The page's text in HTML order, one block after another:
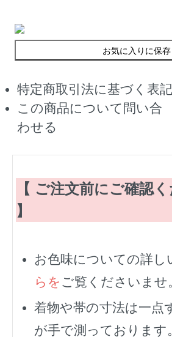
お気に入りに保存
特定商取引法に基づく表記
この商品について問い合
わせる
【 ご注文前にご確認
】
お色味についての詳し
らを ご覧くださいませ
着物や帯の寸法は一点
が手で測っております